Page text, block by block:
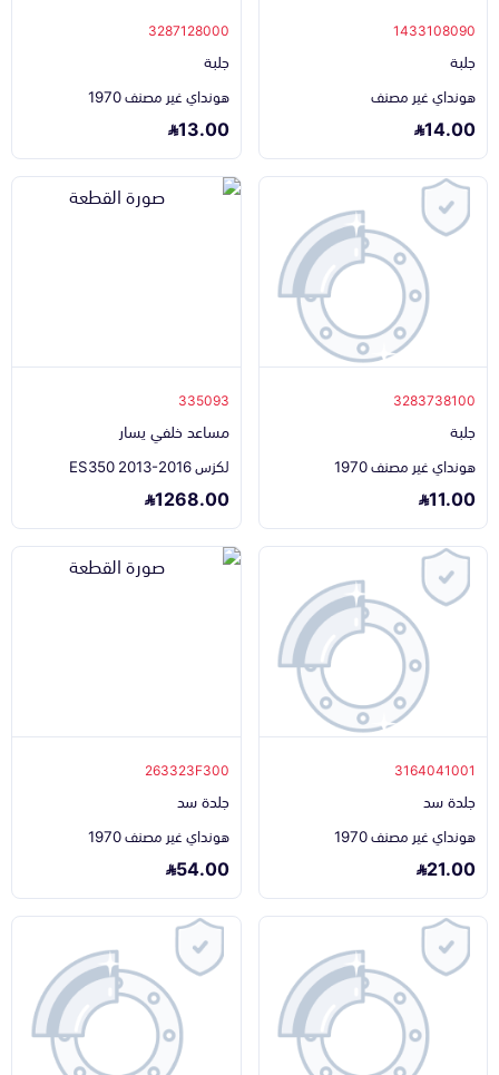
1433108090
جلبة
هونداي غير مصنف
14.00
3287128000
جلبة
هونداي غير مصنف 1970
13.00
3283738100
جلبة
هونداي غير مصنف 1970
11.00
335093
مساعد خلفي يسار
لكزس ES350 2013-2016
1268.00
3164041001
جلدة سد
هونداي غير مصنف 1970
21.00
263323F300
جلدة سد
هونداي غير مصنف 1970
54.00